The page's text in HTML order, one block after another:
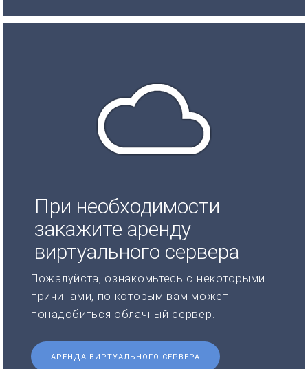
При необходимости
закажите аренду
виртуального сервера
Пожалуйста, ознакомьтесь с некоторыми
причинами, по которым вам может
понадобиться облачный сервер.
АРЕНДА ВИРТУАЛЬНОГО СЕРВЕРА